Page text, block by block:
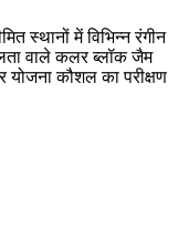
स्थानों में विभिन्न रंगीन
वाले कलर ब्लॉक जैम
कौशल का परीक्षण